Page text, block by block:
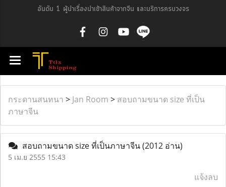
อันดับ 1 ผู้นำเรื่องนำเข้าสินค้าจากจีน และบริการครบวงจร
กระดานสนทนา > Jan Room > สอบถามขนาด size ที่เป็น
ภาษาจีน
สอบถามขนาด size ที่เป็นภาษาจีน(2012 อ่าน)
5 เม.ย 2555 15:43
แจ้งลบ